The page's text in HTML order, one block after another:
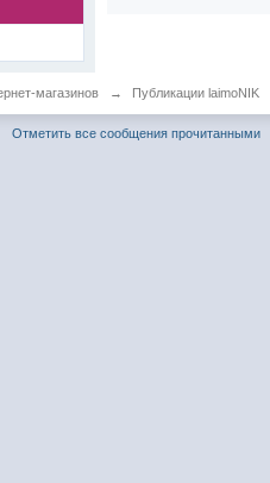
магазинов → Публикации laimoNIK
Отметить все сообщения прочитанными